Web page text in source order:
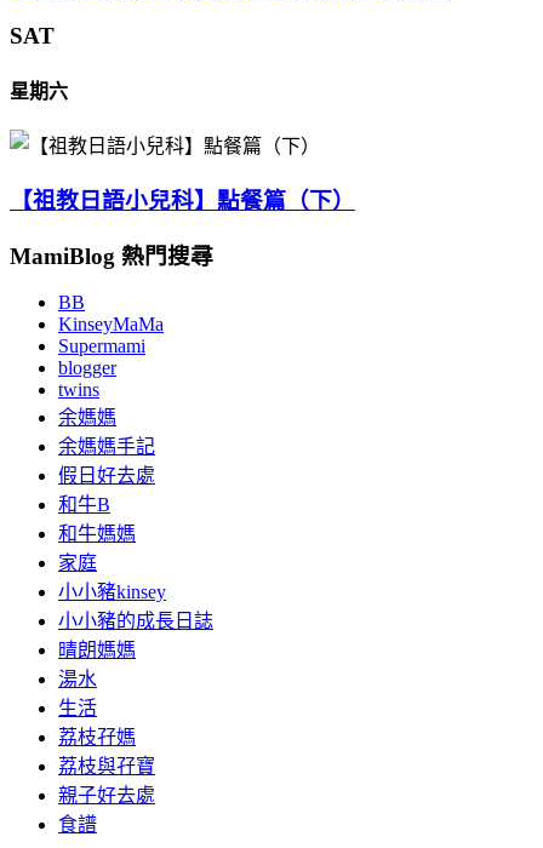
SAT
星期六
【祖教日語小兒科】點餐篇（下）
MamiBlog 熱門搜尋
BB
KinseyMaMa
Supermami
blogger
twins
余媽媽
余媽媽手記
假日好去處
和牛B
和牛媽媽
家庭
小小豬kinsey
小小豬的成長日誌
晴朗媽媽
湯水
生活
荔枝孖媽
荔枝與孖寶
親子好去處
食譜